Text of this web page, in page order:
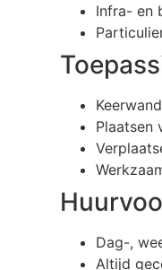
Infra- en
Plaatsen
Dag-,
Altijd